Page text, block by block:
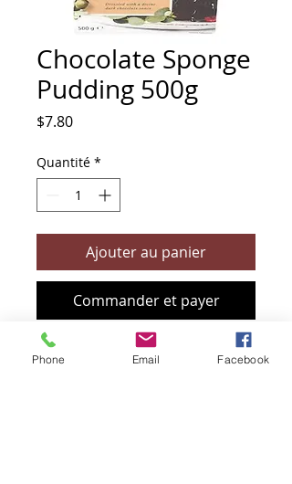
Chocolate Sponge
Pudding 500g
$7.80Prix
Quantité *
Ajouter au panier
Commander et payer
Phone Email Facebook